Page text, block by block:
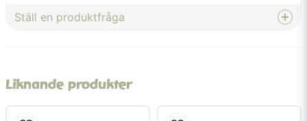
Ställ en produktfråga
Liknande produkter